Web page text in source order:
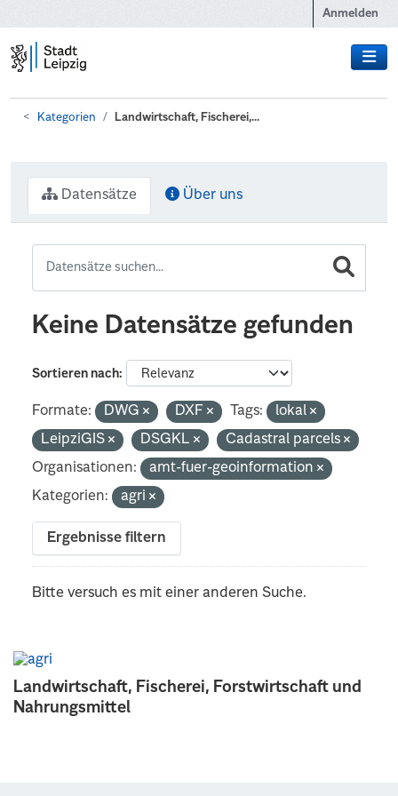
Anmelden
Kategorien Landwirtschaft, Fischerei,...
Landwirtschaft, Fischerei, Forstwirtschaft und
Nahrungsmittel
Datensätze Über uns
Keine Datensätze gefunden
Sortieren nach
Formate: DWG DXF Tags:
lokal
LeipziGIS
DSGKL
Cadastral parcels
Organisationen:
amt-fuer-geoinformation
Kategorien:
agri
Ergebnisse filtern
Bitte versuch es mit einer anderen Suche.